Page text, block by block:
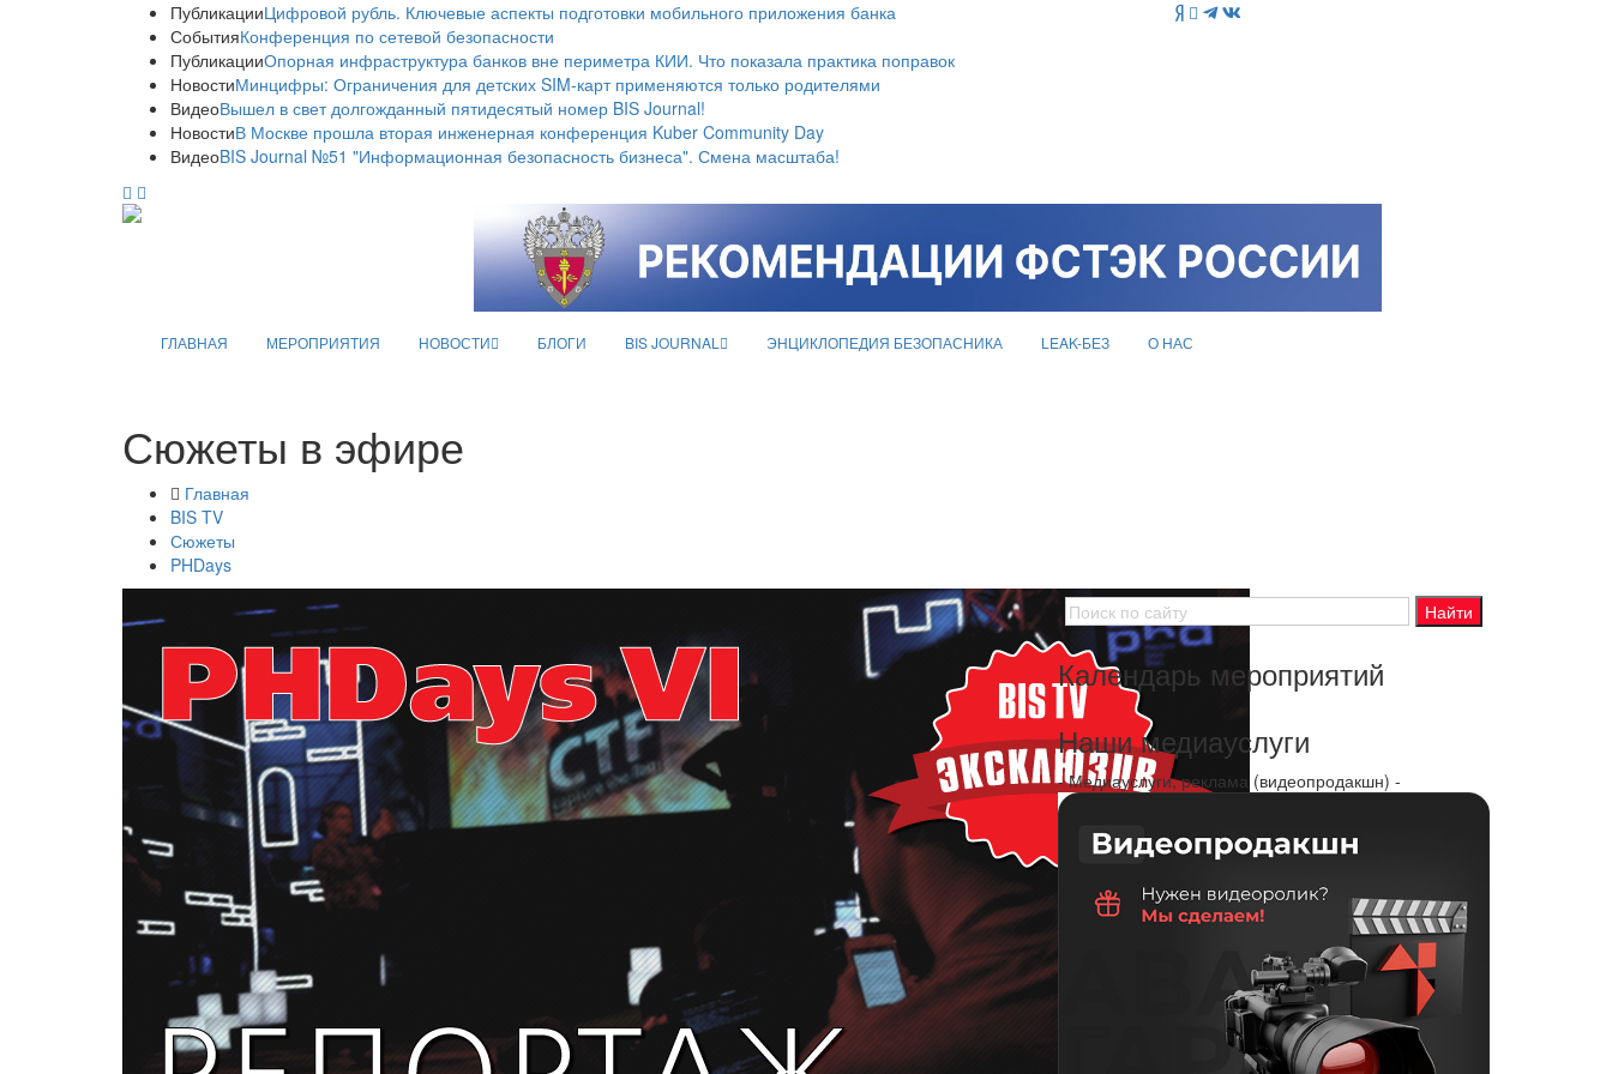
ПубликацииЦифровой рубль. Ключевые аспекты подготовки мобильного приложения банка
СобытияКонференция по сетевой безопасности
ПубликацииОпорная инфраструктура банков вне периметра КИИ. Что показала практика поправок
НовостиМинцифры: Ограничения для детских SIM-карт применяются только родителями
ВидеоВышел в свет долгожданный пятидесятый номер BIS Journal!
НовостиВ Москве прошла вторая инженерная конференция Kuber Community Day
ВидеоBIS Journal №51 "Информационная безопасность бизнеса". Смена масштаба!
ГЛАВНАЯ МЕРОПРИЯТИЯ НОВОСТИ БЛОГИ BIS JOURNAL ЭНЦИКЛОПЕДИЯ БЕЗОПАСНИКА LEAK-БЕЗ О НАС
Сюжеты в эфире
Главная
BIS TV
Сюжеты
PHDays
Календарь мероприятий
Наши медиауслуги
- Медиауслуги, реклама (видеопродакшн) -